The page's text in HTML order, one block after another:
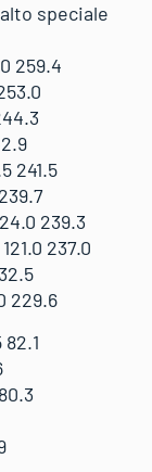
speciale
259.4
241.5
239.3
237.0
229.6